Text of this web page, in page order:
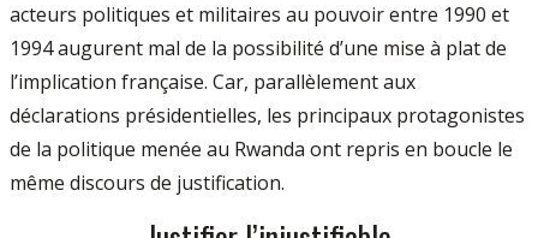
acteurs politiques et militaires au pouvoir entre 1990 et
1994 augurent mal de la possibilité d’une mise à plat de
l’implication française. Car, parallèlement aux
déclarations présidentielles, les principaux protagonistes
de la politique menée au Rwanda ont repris en boucle le
même discours de justification.